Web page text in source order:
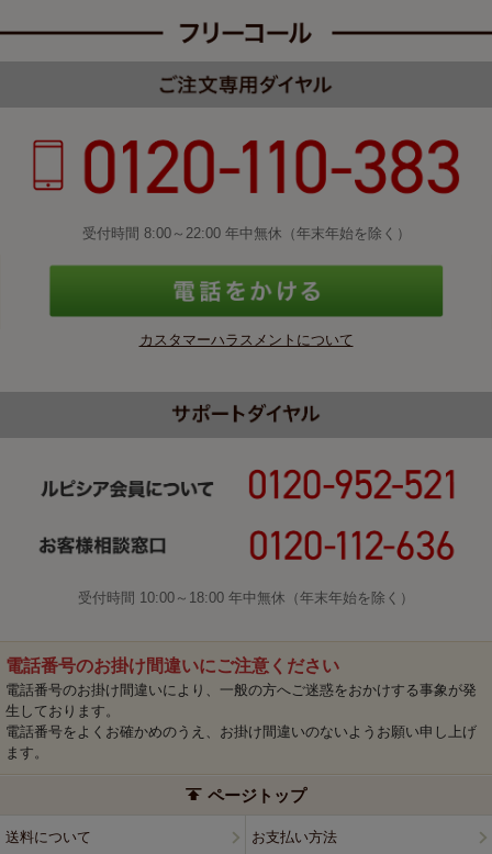
受付時間 8:00～22:00 年中無休（年末年始を除く）
カスタマーハラスメントについて
受付時間 10:00～18:00 年中無休（年末年始を除く）
電話番号のお掛け間違いにご注意ください
電話番号のお掛け間違いにより、一般の方へご迷惑をおかけする事象が発
生しております。
電話番号をよくお確かめのうえ、お掛け間違いのないようお願い申し上げ
ます。
ページトップ
送料について お支払い方法